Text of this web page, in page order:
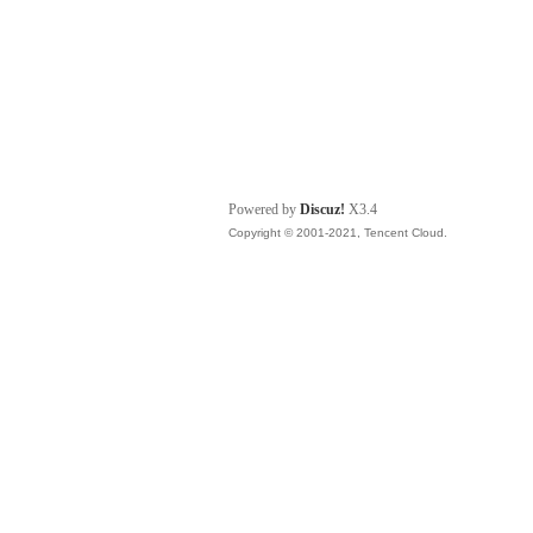
Powered by Discuz! X3.4
Copyright © 2001-2021, Tencent Cloud.